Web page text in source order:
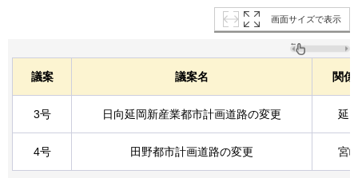
画面サイズで表示
議案 議案名 関係
3号 日向延岡新産業都市計画道路の変更 延
4号 田野都市計画道路の変更 宮